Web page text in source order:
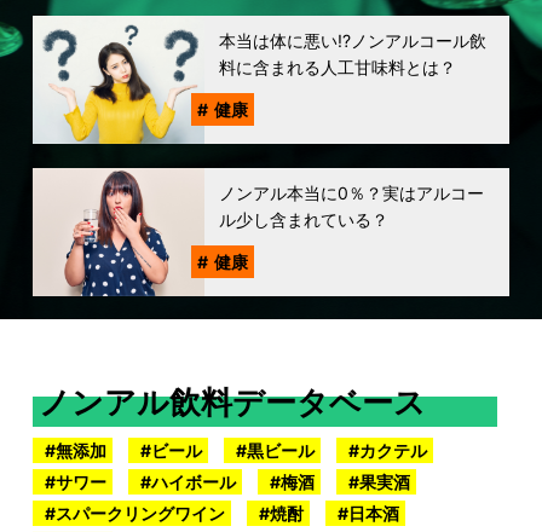
本当は体に悪い!?ノンアルコール飲
料に含まれる人工甘味料とは？
健康
ノンアル本当に0％？実はアルコー
ル少し含まれている？
健康
ノンアル飲料データベース
無添加 ビール 黒ビール
カクテル
サワー
ハイボール 梅酒
果実酒
スパークリングワイン
焼酎
日本酒